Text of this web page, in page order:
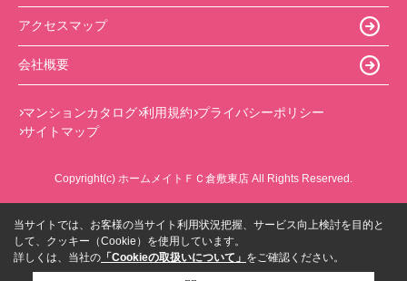
アクセスマップ
会社概要
マンションカタログ 利用規約 プライバシーポリシー
サイトマップ
Copyright(c) ホームメイトＦＣ倉敷東店 All Rights Reserved.
当サイトでは、お客様の当サイト利用状況把握、サービス向上検討を目的と
して、クッキー（Cookie）を使用しています。
詳しくは、当社の 「Cookieの取扱いについて」 をご確認ください。